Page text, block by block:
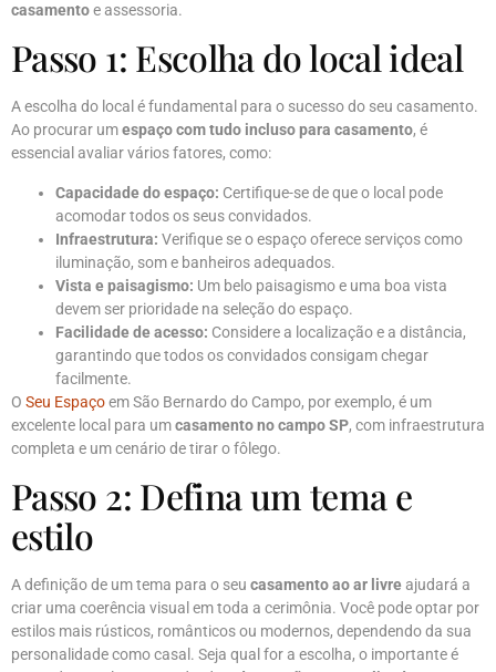
casamentoe assessoria.
Passo 1: Escolha do local ideal
A escolha do local é fundamental para o sucesso do seu casamento.
Ao procurar umespaço com tudo incluso para casamento, é
essencial avaliar vários fatores, como:
Capacidade do espaço: Certifique-se de que o local pode
acomodar todos os seus convidados.
Infraestrutura: Verifique se o espaço oferece serviços como
iluminação, som e banheiros adequados.
Vista e paisagismo: Um belo paisagismo e uma boa vista
devem ser prioridade na seleção do espaço.
Facilidade de acesso: Considere a localização e a distância,
garantindo que todos os convidados consigam chegar
facilmente.
O Seu Espaçoem São Bernardo do Campo, por exemplo, é um
excelente local para umcasamento no campo SP, com infraestrutura
completa e um cenário de tirar o fôlego.
Passo 2: Defina um tema e
estilo
A definição de um tema para o seu casamento ao ar livreajudará a
criar uma coerência visual em toda a cerimônia. Você pode optar por
estilos mais rústicos, românticos ou modernos, dependendo da sua
personalidade como casal. Seja qual for a escolha, o importante é